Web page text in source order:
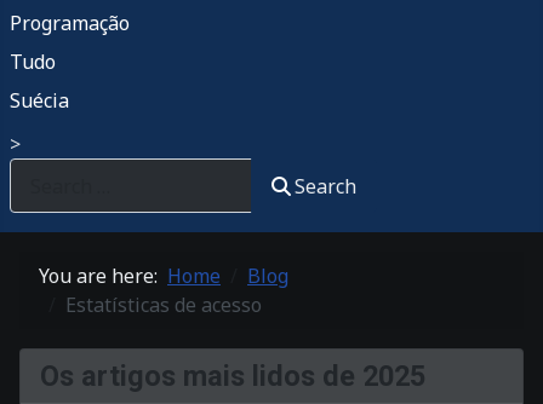
Programação
Tudo
Suécia
>
Search
You are here: Home
Blog
Estatísticas de acesso
Os artigos mais lidos de 2025